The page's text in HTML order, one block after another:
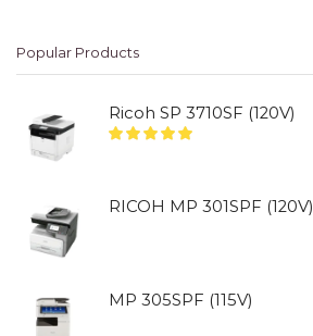
Popular Products
Ricoh SP 3710SF (120V)
RICOH MP 301SPF (120V)
MP 305SPF (115V)